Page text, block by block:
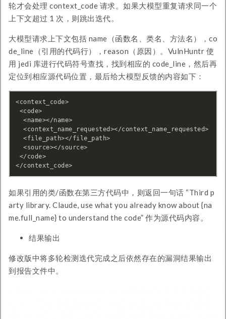
轮才会处理 context_code 请求。如果大模型重复请求同一个
上下文超过 1 次，则跳出迭代。
大模型请求上下文包括 name（函数名、类名、方法名），co
de_line（引用的代码行），reason（原因）。VulnHuntr 使
用 jedi 库进行代码符号查找，找到相应的 code_line，然后再
定位到相应源代码位置，最后给大模型反馈的内容如下：
<context_code>
<code>
  <name></name>
  <context_name_requested></context_name_requested>
  <file_path></file_path>
  <source></source>
</code>
如果引用的类/函数在第三方代码中，则返回一句话 “Third p
arty library. Claude, use what you already know about {na
me.full_name} to understand the code” 作为源代码内容。
结果输出
修改版中将多轮检测迭代完成之后依然存在的漏洞结果输出
到报告文件中。